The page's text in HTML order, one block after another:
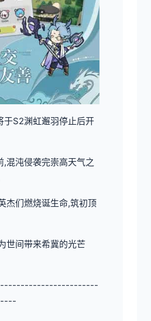
于S2渊虹邂羽停止后开
,混沌侵袭完崇高天气之
杰们燃烧诞生命,筑初顶
世间带来希冀的光芒